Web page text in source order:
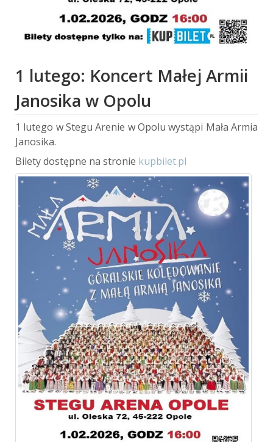
1 lutego: Koncert Małej Armii
Janosika w Opolu
1 lutego w Stegu Arenie w Opolu wystąpi Mała Armia
Janosika.
Bilety dostępne na stronie kupbilet.pl